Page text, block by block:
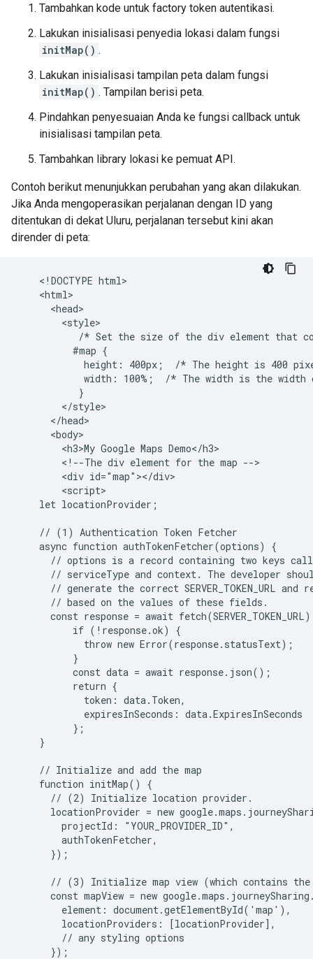
Tambahkan kode untuk factory token autentikasi.
Lakukan inisialisasi penyedia lokasi dalam fungsi
initMap() .
Lakukan inisialisasi tampilan peta dalam fungsi
initMap() . Tampilan berisi peta.
Pindahkan penyesuaian Anda ke fungsi callback untuk
inisialisasi tampilan peta.
Tambahkan library lokasi ke pemuat API.
Contoh berikut menunjukkan perubahan yang akan dilakukan.
Jika Anda mengoperasikan perjalanan dengan ID yang
ditentukan di dekat Uluru, perjalanan tersebut kini akan
dirender di peta:
    <!DOCTYPE html>
    <html>
      <head>
        <style>
/* Set the size of the div element that
          #map {
height: 400px;  /* The height is 400
width: 100%;  /* The width is the width
           }
        </style>
      </head>
      <body>
        <h3>My Google Maps Demo</h3>
        <!--The div element for the map -->
        <div id="map"></div>
        <script>
    let locationProvider;
    // (1) Authentication Token Fetcher
    async function authTokenFetcher(options) {
// options is a record containing two keys
// serviceType and context. The developer
// generate the correct SERVER_TOKEN_URL and
      // based on the values of these fields.
const response = await
          if (!response.ok) {
            throw new Error(response.statusText);
          }
          const data = await response.json();
          return {
            token: data.Token,
            expiresInSeconds: data.ExpiresInSeconds
          };
    }
    // Initialize and add the map
    function initMap() {
      // (2) Initialize location provider.
locationProvider = new
        projectId: "YOUR_PROVIDER_ID",
        authTokenFetcher,
      });
// (3) Initialize map view (which contains
const mapView = new
        element: document.getElementById('map'),
        locationProviders: [locationProvider],
        // any styling options
      });